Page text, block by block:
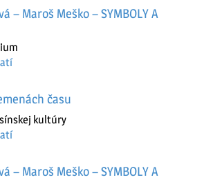
– Maroš Meško – SYMBOLY A
času
kultúry
– Maroš Meško – SYMBOLY A